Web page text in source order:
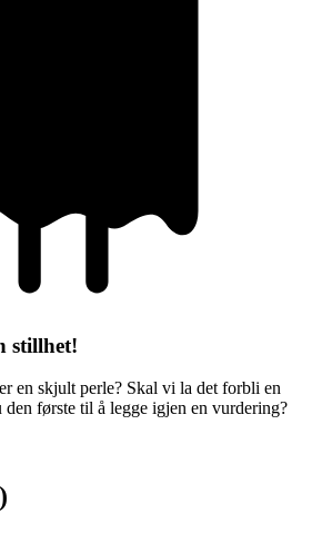
stillhet!
en skjult perle? Skal vi la det forbli en
første til å legge igjen en vurdering?